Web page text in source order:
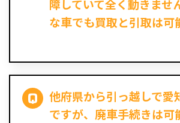
障していて全く動きませ
な車でも買取と引取は可
他府県から引っ越しで愛
ですが、廃車手続きは可